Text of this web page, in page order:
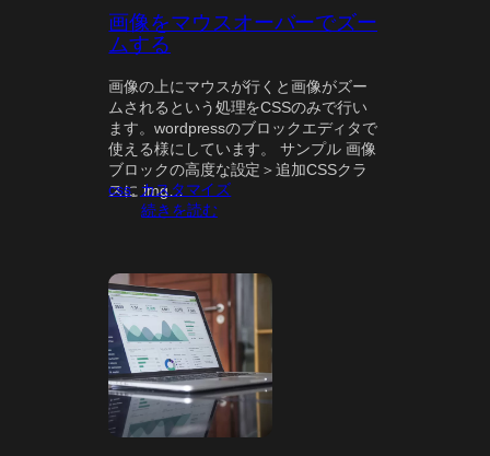
画像をマウスオーバーでズー
ムする
画像の上にマウスが行くと画像がズー
ムされるという処理をCSSのみで行い
ます。wordpressのブロックエディタで
使える様にしています。 サンプル 画像
ブロックの高度な設定＞追加CSSクラ
スに img…
css, カスタマイズ
続きを読む:
を
ウ
オ
ー
バ
で